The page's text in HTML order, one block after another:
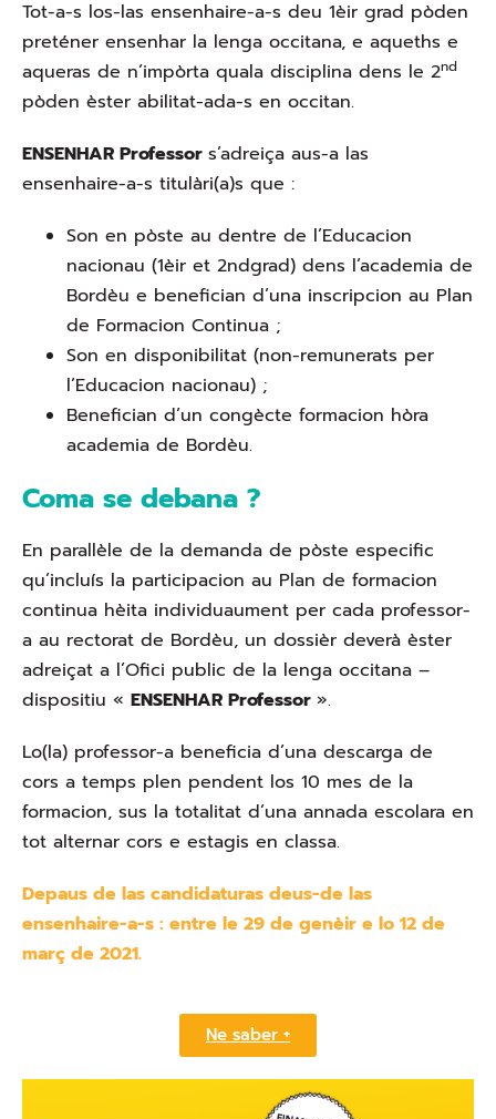
Tot-a-s los-las ensenhaire-a-s deu 1èir grad pòden
preténer ensenhar la lenga occitana, e aqueths e
aqueras de n’impòrta quala disciplina dens le 2nd
pòden èster abilitat-ada-s en occitan.
ENSENHAR Professor s’adreiça aus-a las
ensenhaire-a-s titulàri(a)s que :
Son en pòste au dentre de l’Educacion
nacionau (1èir et 2ndgrad) dens l’academia de
Bordèu e benefician d’una inscripcion au Plan
de Formacion Continua ;
Son en disponibilitat (non-remunerats per
l’Educacion nacionau) ;
Benefician d’un congècte formacion hòra
academia de Bordèu.
Coma se debana ?
En parallèle de la demanda de pòste especific
qu’incluís la participacion au Plan de formacion
continua hèita individuaument per cada professor-
a au rectorat de Bordèu, un dossièr deverà èster
adreiçat a l’Ofici public de la lenga occitana –
dispositiu « ENSENHAR Professor ».
Lo(la) professor-a beneficia d’una descarga de
cors a temps plen pendent los 10 mes de la
formacion, sus la totalitat d’una annada escolara en
tot alternar cors e estagis en classa.
Depaus de las candidaturas deus-de las
ensenhaire-a-s : entre le 29 de genèir e lo 12 de
març de 2021.
Ne saber +